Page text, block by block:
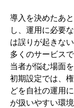
導入を決めたあ
し、運用に必要
は誤りが起きな
多くのサービス
当者が悩む場面
初期設定では、
どを自社の運用
が扱いやすい環